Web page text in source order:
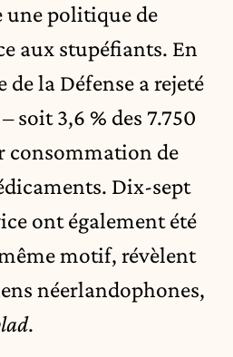
une politique de
aux stupéfiants. En
la Défense a rejeté
soit 3,6 % des 7.750
consommation de
Dix-sept
ont également été
motif, révèlent
néerlandophones,
.